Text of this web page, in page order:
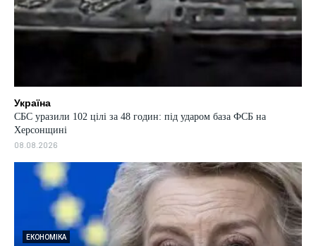
Україна
СБС уразили 102 цілі за 48 годин: під ударом база ФСБ на
Херсонщині
08.08.2026
ЕКОНОМІКА